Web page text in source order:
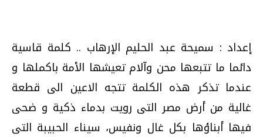
إعداد : سميحة عبد الحليم الإرهاب .. كلمة قاسية
دائما ما تتبعها محن وآلام تعيشها الأمة باكملها و
عندما تذكر هذه الكلمة تتجه الاعين الى قطعة
غالية من أرض مصر التى رويت بدماء ذكية و ضحى
فيها أبناؤها بكل غال ونفيس، سيناء الحبيبة التى